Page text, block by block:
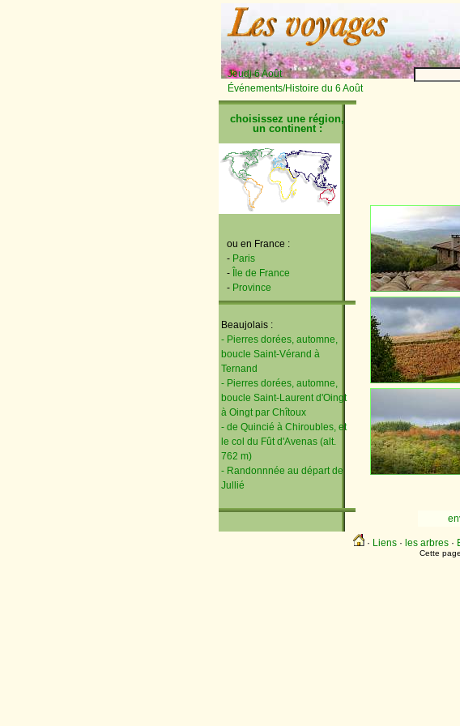
Jeudi 6 Août
Événements/Histoire du 6 Août
choisissez une région,
un continent :
ou en France :
- Paris
-
Île de France
- Province
Beaujolais :
- Pierres dorées, automne,
boucle Saint-Vérand à
Ternand
- Pierres dorées, automne,
boucle Saint-Laurent d'Oingt
à Oingt par Chîtoux
- de Quincié à Chiroubles, et
le col du Fût d'Avenas (alt.
762 m)
- Randonnnée au départ de
Jullié
· Liens· les arbres·
Cette